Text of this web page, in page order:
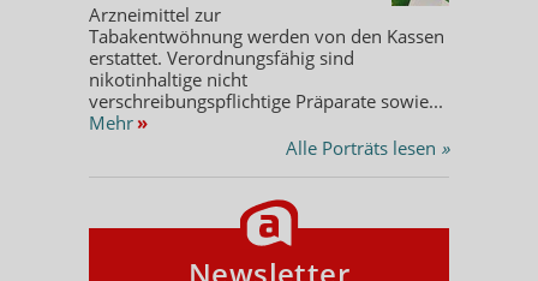
Arzneimittel zur
Tabakentwöhnung werden von den Kassen
erstattet. Verordnungsfähig sind
nikotinhaltige nicht
verschreibungspflichtige Präparate sowie...
Mehr »
Alle Porträts lesen »
Newsletter